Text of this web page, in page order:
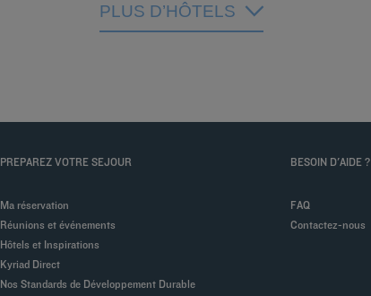
PLUS D’HÔTELS
PREPAREZ VOTRE SEJOUR
Ma réservation
Réunions et événements
Hôtels et Inspirations
Kyriad Direct
Nos Standards de Développement Durable
BESOIN D'AIDE ?
FAQ
Contactez-nous